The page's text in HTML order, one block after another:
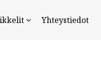
Yhteystiedot